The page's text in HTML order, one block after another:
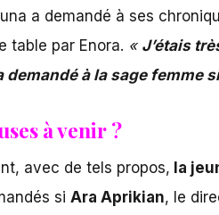
a demandé à ses
table par Enora. « J’étais
demandé à la sage femme
à venir ?
avec de tels propos, la
si Ara Aprikian, le